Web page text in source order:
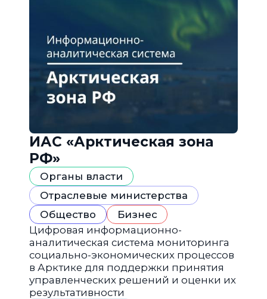
ИАС «Арктическая зона
РФ»
Органы власти
Отраслевые министерства
Общество
Бизнес
Цифровая информационно-
аналитическая система мониторинга
социально-экономических процессов
в Арктике для поддержки принятия
управленческих решений и оценки их
результативности